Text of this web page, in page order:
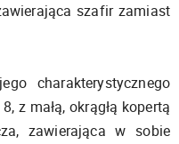
szafir zamiast
charakterystycznego
z małą, okrągłą kopertą
zawierająca w sobie